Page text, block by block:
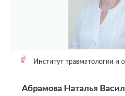
Институт травматологии и
Абрамова Наталья